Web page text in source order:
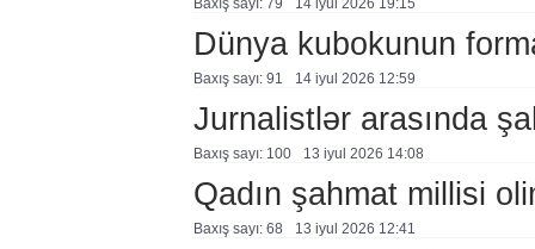
Baxış sayı: 79 14 i̇yul 2026 19:15
Dünya kubokunun
Baxış sayı: 91 14 i̇yul 2026 12:59
Jurnalistlər arasında
Baxış sayı: 100 13 i̇yul 2026 14:08
Qadın şahmat millisi
Baxış sayı: 68 13 i̇yul 2026 12:41